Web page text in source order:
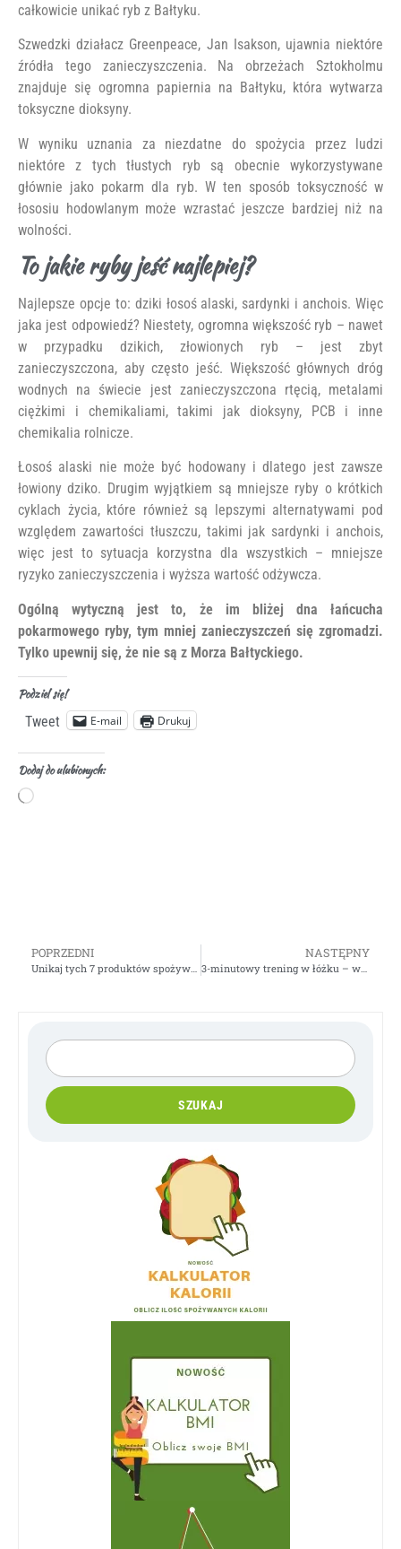
całkowicie unikać ryb z Bałtyku.
Szwedzki działacz Greenpeace, Jan Isakson, ujawnia niektóre
źródła tego zanieczyszczenia. Na obrzeżach Sztokholmu
znajduje się ogromna papiernia na Bałtyku, która wytwarza
toksyczne dioksyny.
W wyniku uznania za niezdatne do spożycia przez ludzi
niektóre z tych tłustych ryb są obecnie wykorzystywane
głównie jako pokarm dla ryb. W ten sposób toksyczność w
łososiu hodowlanym może wzrastać jeszcze bardziej niż na
wolności.
To jakie ryby jeść najlepiej?
Najlepsze opcje to: dziki łosoś alaski, sardynki i anchois. Więc
jaka jest odpowiedź? Niestety, ogromna większość ryb – nawet
w przypadku dzikich, złowionych ryb – jest zbyt
zanieczyszczona, aby często jeść. Większość głównych dróg
wodnych na świecie jest zanieczyszczona rtęcią, metalami
ciężkimi i chemikaliami, takimi jak dioksyny, PCB i inne
chemikalia rolnicze.
Łosoś alaski nie może być hodowany i dlatego jest zawsze
łowiony dziko. Drugim wyjątkiem są mniejsze ryby o krótkich
cyklach życia, które również są lepszymi alternatywami pod
względem zawartości tłuszczu, takimi jak sardynki i anchois,
więc jest to sytuacja korzystna dla wszystkich – mniejsze
ryzyko zanieczyszczenia i wyższa wartość odżywcza.
Ogólną wytyczną jest to, że im bliżej dna łańcucha
pokarmowego ryby, tym mniej zanieczyszczeń się zgromadzi.
Tylko upewnij się, że nie są z Morza Bałtyckiego.
Podziel się!
Tweet E-mail Drukuj
Dodaj do ulubionych:
SZUKAJ
POPRZEDNI
Unikaj tych 7 produktów spożywczych
NASTĘPNY
3-minutowy trening w łóżku – wyeliminuj tłuszcz i wzmocnij uda